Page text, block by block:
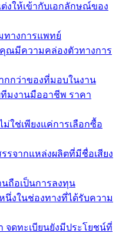
งให้เข้ากับเอกลักษณ์ของ
ทางการแพทย์
ณมีความคล่องตัวทางการ
กกว่าของที่มอบในงาน
มงานมืออาชีพ ราคา
ใช่เพียงแค่การเลือกซื้อ
รจากแหล่งผลิตที่มีชื่อเสียง
นถือเป็นการลงทุน
งในช่องทางที่ได้รับความ
จดทะเบียนยังมีประโยชน์ที่